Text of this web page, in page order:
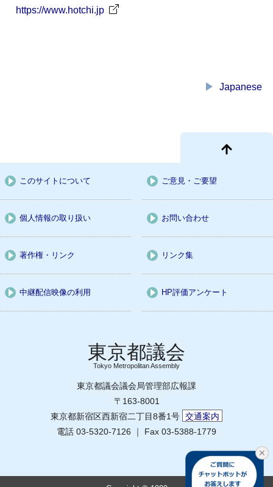
https://www.hotchi.jp
play_arrow Japanese
このサイトについて ご意見・ご要望
個人情報の取り扱い お問い合わせ
著作権・リンク リンク集
中継配信映像の利用 HP評価アンケート
Tokyo Metropolitan Assembly
東京都議会議会局管理部広報課
〒163-8001
東京都新宿区西新宿二丁目8番1号 交通案内
電話 03-5320-7126 ｜ Fax 03-5388-1779